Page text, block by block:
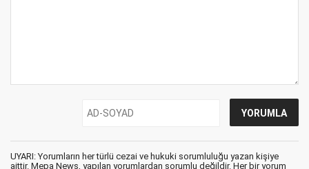
UYARI: Yorumların her türlü cezai ve hukuki sorumluluğu yazan kişiye
aittir. Mepa News, yapılan yorumlardan sorumlu değildir. Her bir yorum